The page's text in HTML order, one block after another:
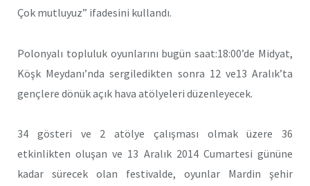
Çok mutluyuz” ifadesini kullandı.
Polonyalı topluluk oyunlarını bugün saat:18:00’de Midyat,
Köşk Meydanı’nda sergiledikten sonra 12 ve13 Aralık’ta
gençlere dönük açık hava atölyeleri düzenleyecek.
34 gösteri ve 2 atölye çalışması olmak üzere 36
etkinlikten oluşan ve 13 Aralık 2014 Cumartesi gününe
kadar sürecek olan festivalde, oyunlar Mardin şehir